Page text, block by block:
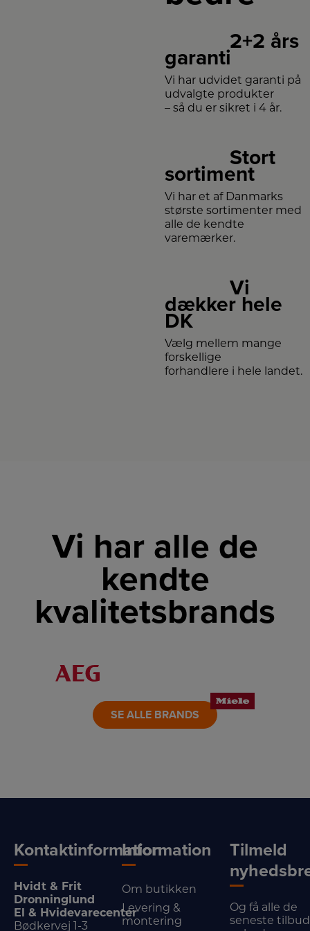
2+2 års
garanti
Vi har udvidet garanti på
udvalgte produkter
– så du er sikret i 4 år.
Stort
sortiment
Vi har et af Danmarks
største sortimenter med
alle de kendte
varemærker.
Vi
dækker hele
DK
Vælg mellem mange
forskellige
forhandlere i hele landet.
Vi har alle de
kendte
kvalitetsbrands
LINK
SE ALLE BRANDS
Kontaktinformation
Hvidt & Frit
Dronninglund
El & Hvidevarecenter
Bødkervej 1-3
Information
Om butikken
Levering &
montering
Tilmeld
Og få alle de
seneste